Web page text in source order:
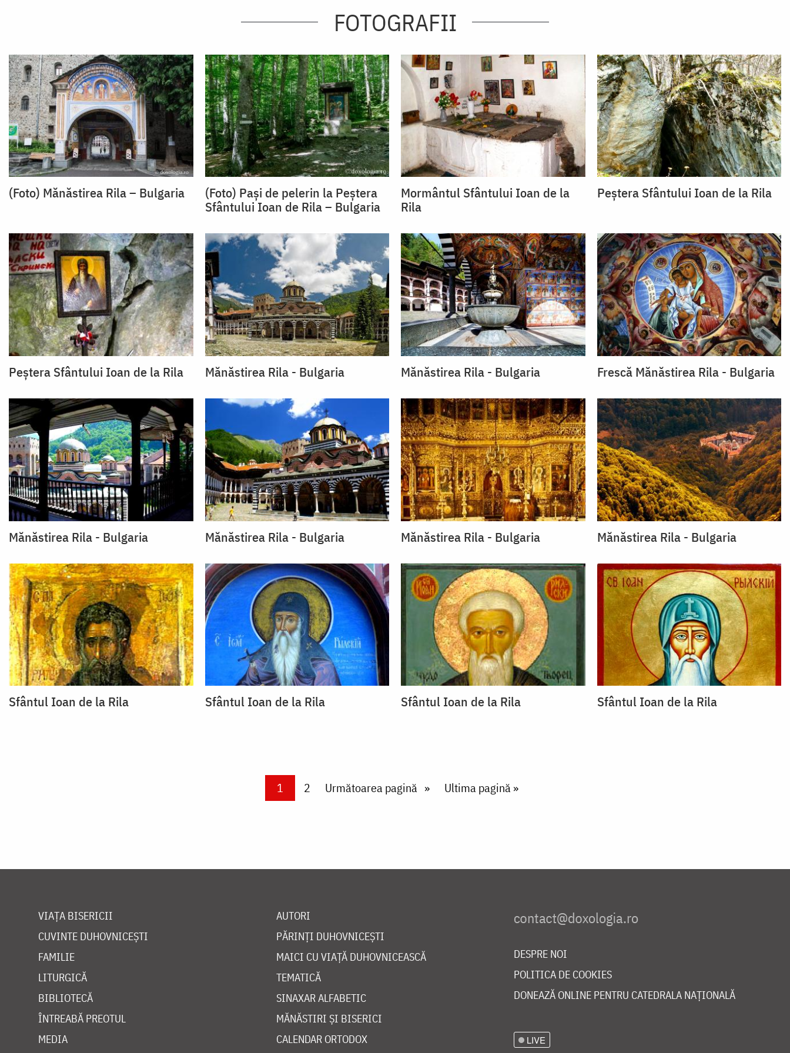
FOTOGRAFII
(Foto) Mănăstirea Rila – Bulgaria
(Foto) Pași de pelerin la Peștera
Sfântului Ioan de Rila – Bulgaria
Mormântul Sfântului Ioan de la
Rila
Peștera Sfântului Ioan de la Rila
Peștera Sfântului Ioan de la Rila Mănăstirea Rila - Bulgaria Mănăstirea Rila - Bulgaria Frescă Mănăstirea Rila - Bulgaria
Mănăstirea Rila - Bulgaria Mănăstirea Rila - Bulgaria Mănăstirea Rila - Bulgaria Mănăstirea Rila - Bulgaria
Sfântul Ioan de la Rila Sfântul Ioan de la Rila Sfântul Ioan de la Rila Sfântul Ioan de la Rila
Current page
1 Page
2 Next page
Următoarea pagină Last page
Ultima pagină »
VIAȚA BISERICII
CUVINTE DUHOVNICEȘTI
FAMILIE
LITURGICĂ
BIBLIOTECĂ
ÎNTREABĂ PREOTUL
MEDIA
AUTORI
PĂRINȚI DUHOVNICEȘTI
MAICI CU VIAȚĂ DUHOVNICEASCĂ
TEMATICĂ
SINAXAR ALFABETIC
MĂNĂSTIRI ȘI BISERICI
CALENDAR ORTODOX
DESPRE NOI
POLITICA DE COOKIES
DONEAZĂ ONLINE PENTRU CATEDRALA NAȚIONALĂ
LIVE